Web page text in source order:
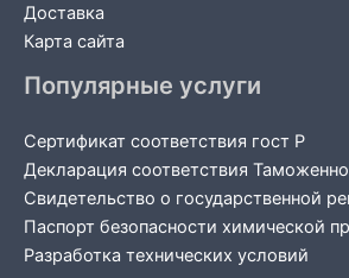
Доставка
Карта сайта
Популярные услуги
Сертификат соответствия гост Р
Декларация соответствия
Свидетельство о государственной
Паспорт безопасности химической
Разработка технических условий